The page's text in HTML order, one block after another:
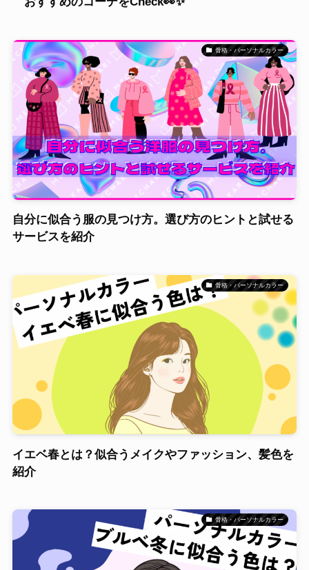
骨格・パーソナルカラー
自分に似合う服の見つけ方。選び方のヒントと試せる
サービスを紹介
骨格・パーソナルカラー
イエベ春とは？似合うメイクやファッション、髪色を
紹介
骨格・パーソナルカラー